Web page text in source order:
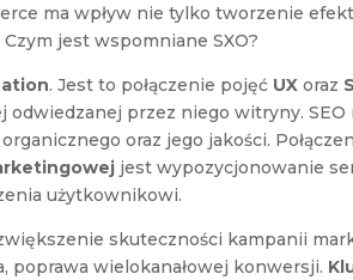
ma wpływ nie tylko tworzenie
Czym jest wspomniane SXO?
. Jest to połączenie pojęć UX oraz
przez niego witryny. SEO
oraz jego jakości.
jest wypozycjonowanie
użytkownikowi.
skuteczności kampanii
poprawa wielokanałowej konwersji.